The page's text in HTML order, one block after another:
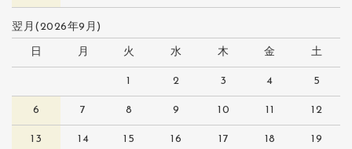
翌月(2026年9月)
日 月 火 水 木 金 土
1 2 3 4 5
6 7 8 9 10 11 12
13 14 15 16 17 18 19